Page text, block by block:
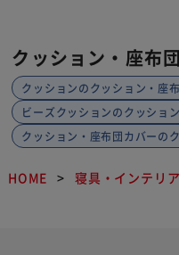
クッション・座布
クッションのクッション・座
ビーズクッションのクッショ
クッション・座布団カバーの
HOME 寝具・インテリア